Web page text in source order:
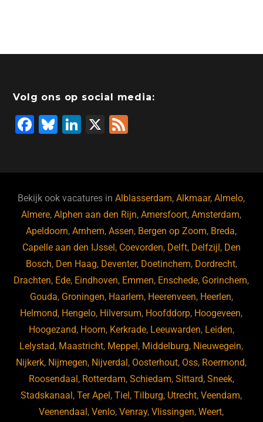
Volg ons op social media:
F
b
o
o
k
Bl
ky
Li
dI
n
X
Bekijk ook vacatures inAlblasserdam,Alkmaar,Almelo,
Almere,Alphen aan den Rijn,Amersfoort,Amsterdam,
Apeldoorn,Arnhem,Assen, Bergen op Zoom, Breda,
Capelle aan den IJssel, Coevorden, Delft, Delfzijl, Den
Bosch, Den Haag, Deventer, Doetinchem, Dordrecht,
Drachten, Ede, Eindhoven, Emmen, Enschede, Gorinchem,
Gouda, Groningen, Haarlem, Heerenveen, Heerlen,
Helmond, Hengelo, Hilversum, Hoofddorp, Hoogeveen,
Hoogezand, Hoorn, Kerkrade, Leeuwarden, Leiden,
Lelystad, Maastricht, Meppel, Middelburg, Nieuwegein,
Nijkerk, Nijmegen, Nijverdal, Oosterhout, Oss, Roermond,
Roosendaal, Rotterdam, Schiedam, Sittard, Sneek,
Stadskanaal,Ter Apel,Tiel,Tilburg, Utrecht,Veendam,
Veenendaal,Venlo,Venray,Vlissingen,Weert,